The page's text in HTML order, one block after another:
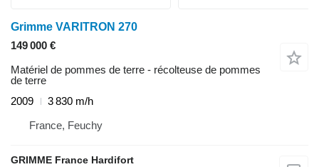
Grimme VARITRON 270
149 000 €
Matériel de pommes de terre - récolteuse de pommes
de terre
2009
3 830 m/h
France, Feuchy
GRIMME France Hardifort